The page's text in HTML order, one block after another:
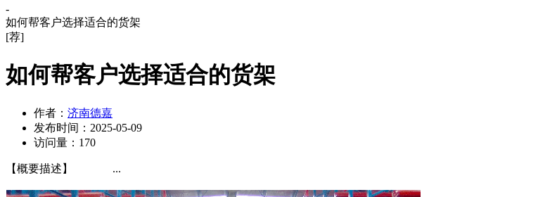
-
如何帮客户选择适合的货架
[荐]
如何帮客户选择适合的货架
作者： 济南德嘉
发布时间： 2025-05-09
访问量： 170
【概要描述】 ...